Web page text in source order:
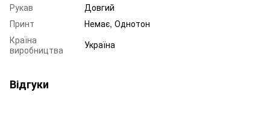
Рукав
Довгий
Принт
Немає, Однотон
Країна
виробництва
Україна
Відгуки